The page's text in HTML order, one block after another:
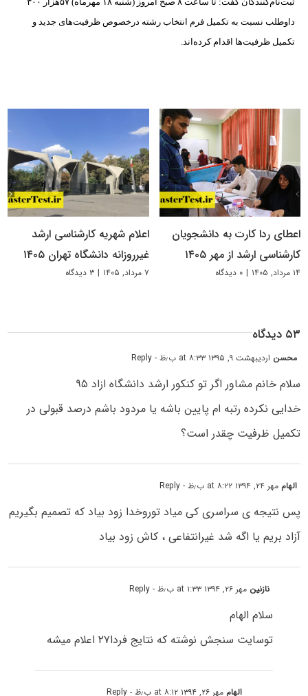
داوطلب نسبت به تکمیل فرم انتخاب رشته درخصوص ظرفیت‌های جدید و
تکمیل ظرفیت‌ها اقدام کرده‌اند.
اعطای ردا کارت به دانشجویان
کارشناسی ارشد از مهر ۱۴۰۵
۱۴ مرداد, ۱۴۰۵ | ۰ دیدگاه
اعلام شهریه کارشناسی ارشد
غیرروزانه دانشگاه تهران ۱۴۰۵
۷ مرداد, ۱۴۰۵ | ۳ دیدگاه
۵۳ دیدگاه
محسن اردیبهشت ۹, ۱۳۹۵ at ۸:۳۳ ب٫ظ - Reply
سلام خانم مشاور اگر تو کنکور ارشد دانشگاه ازاد ۹۵
خدایی نکرده رتبه ام پایین باشه یا مردود باشم درصد قبولی در
تکمیل ظرفیت چقدر است؟
الهام مهر ۲۴, ۱۳۹۴ at ۸:۲۲ ب٫ظ - Reply
پس نتیجه ی سراسری کی میاد توروخدا زود بیاد که تصمیم بگیریم
آزاد بریم یا اگه شد غیرانتفاعی ، کاش زود بیاد
نازنین مهر ۲۶, ۱۳۹۴ at ۱:۳۳ ب٫ظ - Reply
سلام الهام
توسایت سنجش نوشته که نتایج فردا۲۷ اعلام میشه
الهام مهر ۲۶, ۱۳۹۴ at ۸:۱۲ ب٫ظ - Reply